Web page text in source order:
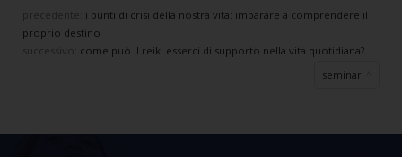
precedente: i punti di crisi della nostra vita: imparare a comprendere il
proprio destino
come può il reiki esserci di supporto nella vita quotidiana?
seminari